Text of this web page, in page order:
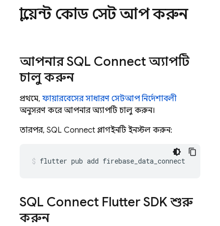
ক্লায়েন্ট কোড সেট আপ করুন
আপনারSQL Connectঅ্যাপটি
চালু করুন
প্রথমে, ফায়ারবেসের সাধারণ সেটআপ নির্দেশাবলী
অনুসরণ করে আপনার অ্যাপটি চালু করুন।
তারপর, SQL Connect প্লাগইনটি ইনস্টল করুন:
flutter pub add firebase_data_connect
SQL Connect Flutter SDK শুরু
করুন